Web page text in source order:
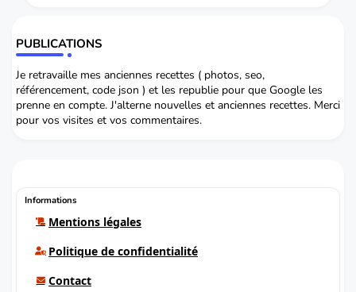
PUBLICATIONS
Je retravaille mes anciennes recettes ( photos, seo,
référencement, code json ) et les republie pour que Google les
prenne en compte. J'alterne nouvelles et anciennes recettes. Merci
pour vos visites et vos commentaires.
Informations
Mentions légales
Politique de confidentialité
Contact